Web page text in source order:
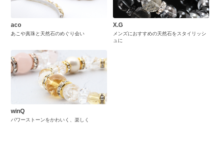
aco
あこや真珠と天然石のめぐり会い
X.G
メンズにおすすめの天然石をスタイリッシ
ュに
winQ
パワーストーンをかわいく、楽しく